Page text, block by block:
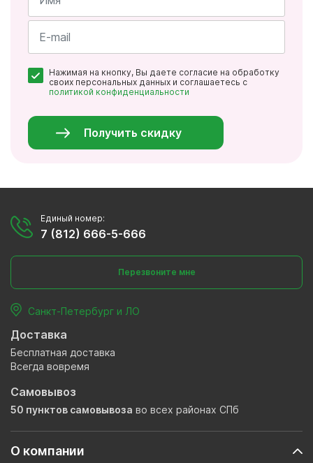
Имя
*
Нажимая на кнопку, Вы даете согласие на обработку
своих персональных данных и соглашаетесь с
политикой конфиденциальности
Получить скидку
О компании
Единый номер:
7 (812) 666-5-666
Перезвоните мне
Санкт-Петербург и ЛО
Доставка
Бесплатная доставка
Всегда вовремя
Самовывоз
50 пунктов самовывоза во всех районах СПб